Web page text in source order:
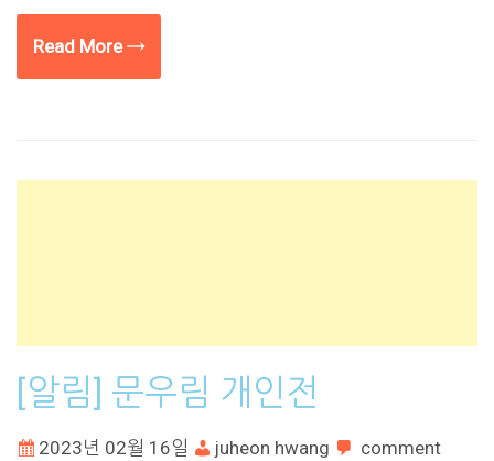
Read More →
[알림] 문우림 개인전
2023년 02월 16일 juheon hwang comment